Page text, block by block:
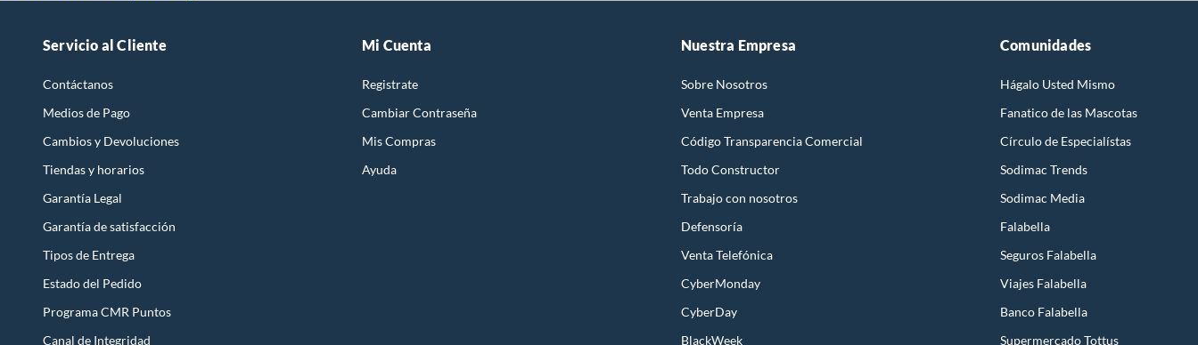
Servicio al Cliente
Contáctanos
Medios de Pago
Cambios y Devoluciones
Tiendas y horarios
Garantía Legal
Garantía de satisfacción
Tipos de Entrega
Estado del Pedido
Programa CMR Puntos
Canal de Integridad
Mi Cuenta
Registrate
Cambiar Contraseña
Mis Compras
Ayuda
Nuestra Empresa
Sobre Nosotros
Venta Empresa
Código Transparencia Comercial
Todo Constructor
Trabajo con nosotros
Defensoría
Venta Telefónica
CyberMonday
CyberDay
BlackWeek
Comunidades
Hágalo Usted Mismo
Fanatico de las Mascotas
Círculo de Especialístas
Sodimac Trends
Sodimac Media
Falabella
Seguros Falabella
Viajes Falabella
Banco Falabella
Supermercado Tottus